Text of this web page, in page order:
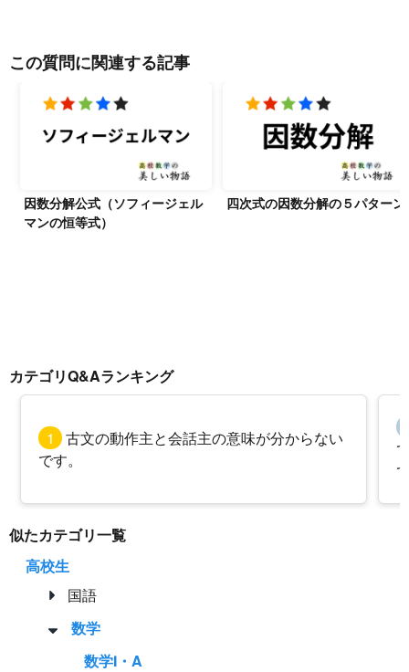
この質問に関連する記事
因数分解公式（ソフィージェル
マンの恒等式）
四次式の因数分解の５パターン
カテゴリQ&Aランキング
1
古文の動作主と会話主の意味が分からない
です。
似たカテゴリ一覧
高校生
国語
数学
数学Ⅰ・A